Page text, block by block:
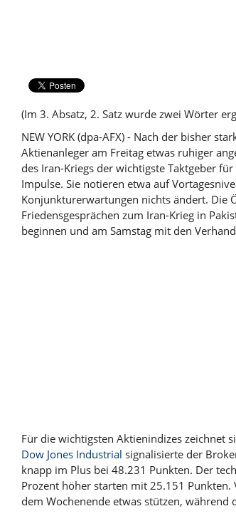
(Im 3. Absatz, 2. Satz wurde zwei Wörter
NEW YORK (dpa-AFX) - Nach der bisher
Aktienanleger am Freitag etwas ruhiger
des Iran-Kriegs der wichtigste Taktgeber
Impulse. Sie notieren etwa auf
Konjunkturerwartungen nichts ändert. Die
Friedensgesprächen zum Iran-Krieg in
beginnen und am Samstag mit den
Für die wichtigsten Aktienindizes zeichnet
Dow Jones Industrial signalisierte der
knapp im Plus bei 48.231 Punkten. Der
Prozent höher starten mit 25.151
dem Wochenende etwas stützen,